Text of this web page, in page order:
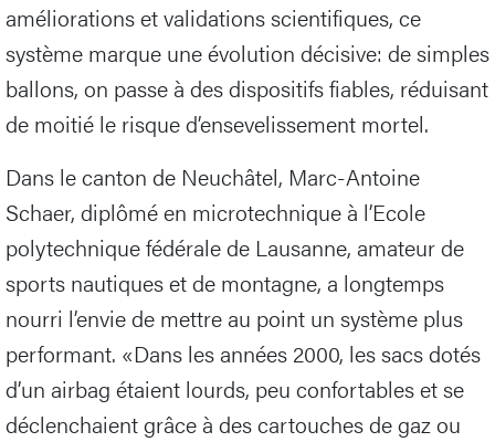
améliorations et validations scientifiques, ce
système marque une évolution décisive: de simples
ballons, on passe à des dispositifs fiables, réduisant
de moitié le risque d’ensevelissement mortel.
Dans le canton de Neuchâtel, Marc-Antoine
Schaer, diplômé en microtechnique à l’Ecole
polytechnique fédérale de Lausanne, amateur de
sports nautiques et de montagne, a longtemps
nourri l’envie de mettre au point un système plus
performant. «Dans les années 2000, les sacs dotés
d’un airbag étaient lourds, peu confortables et se
déclenchaient grâce à des cartouches de gaz ou